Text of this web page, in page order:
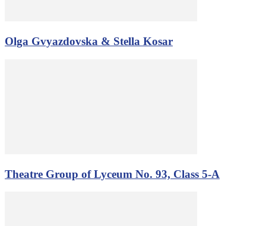
Olga Gvyazdovska & Stella Kosar
Theatre Group of Lyceum No. 93, Class 5-A